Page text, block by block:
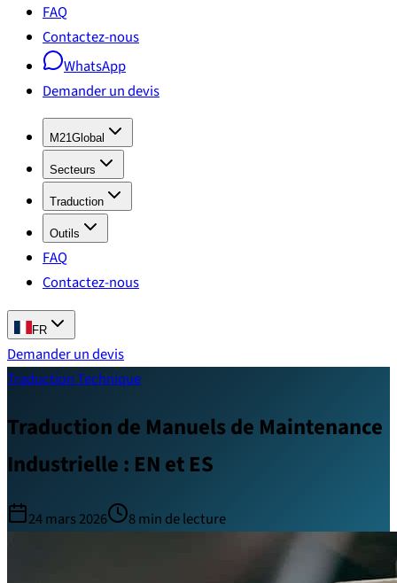
FAQ
Contactez-nous
WhatsApp
Demander un devis
M21Global
Secteurs
Traduction
Outils
FAQ
Contactez-nous
FR
Demander un devis
Traduction Technique
Traduction de Manuels de Maintenance
Industrielle : EN et ES
24 mars 2026 8min de lecture